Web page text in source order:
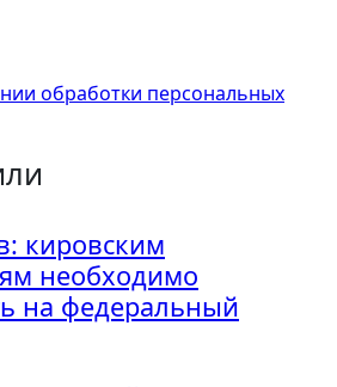
обработки персональных
кировским
необходимо
на федеральный